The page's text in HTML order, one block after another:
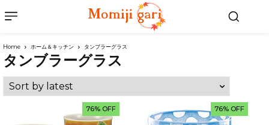
Home ホーム＆キッチン タンブラーグラス
タンブラーグラス
76% OFF 76% OFF